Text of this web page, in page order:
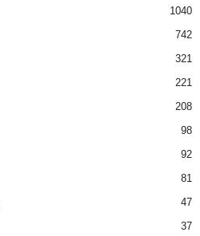
1040
742
321
221
208
98
92
81
47
37